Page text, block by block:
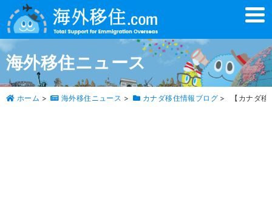
t
o
g
e
n
a
v
i
海外移住ニュース
ホーム > 海外移住ニュース > カナダ移住情報ブログ > 【カナダ